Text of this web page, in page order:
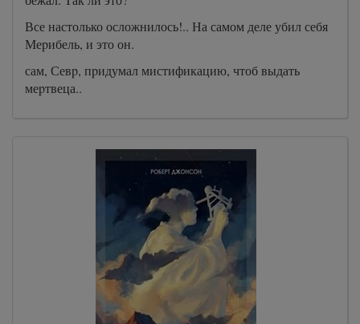
Все настолько осложнилось!.. На самом деле убил себя
Меpибель, и это он.
сам, Севp, пpидумал мистификацию, чтоб выдать
меpтвеца..